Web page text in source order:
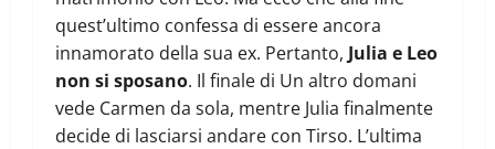
quest’ultimo confessa di essere ancora
innamorato della sua ex. Pertanto, Julia e Leo
non si sposano. Il finale di Un altro domani
vede Carmen da sola, mentre Julia finalmente
decide di lasciarsi andare con Tirso. L’ultima